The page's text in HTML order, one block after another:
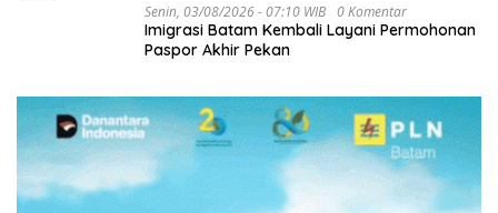
Senin, 03/08/2026 - 07:10 WIB 0 Komentar
Imigrasi Batam Kembali Layani Permohonan
Paspor Akhir Pekan